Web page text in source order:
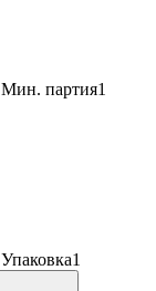
Мин. партия1
Упаковка1